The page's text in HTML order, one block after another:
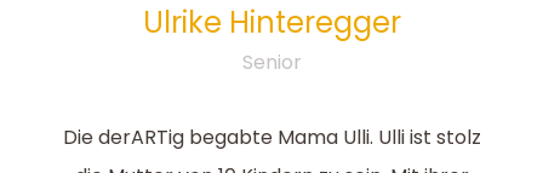
Ulrike Hinteregger
Senior
Die derARTig begabte Mama Ulli. Ulli ist stolz